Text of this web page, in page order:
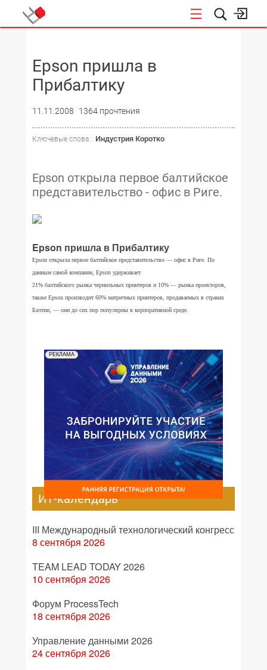
Epson пришла в
Прибалтику
11.11.2008 1364 прочтения
Ключевые слова : Индустрия Коротко
Epson открыла первое балтийское
представительство - офис в Риге.
Epson пришла в Прибалтику
Epson открыла первое балтийское представительство — офис в Риге. По
данным самой компании, Epson удерживает
21% балтийского рынка чернильных принтеров и 10% — рынка проекторов,
также Epson производит 60% матричных принтеров, продаваемых в странах
Балтии, — они до сих пор популярны в корпоративной среде.
РЕКЛАМА
ИТ-календарь
III Международный технологический конгресс
8 сентября 2026
TEAM LEAD TODAY 2026
10 сентября 2026
Форум ProcessTech
18 сентября 2026
Управление данными 2026
24 сентября 2026